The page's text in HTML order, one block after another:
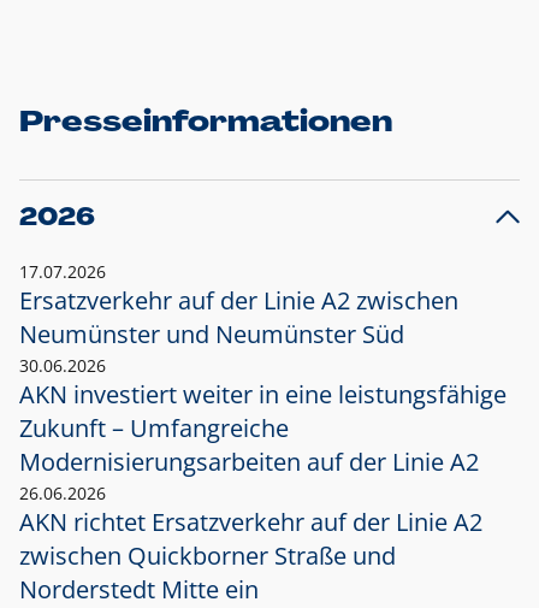
Presseinformationen
2026
17.07.2026
Ersatzverkehr auf der Linie A2 zwischen
Neumünster und Neumünster Süd
30.06.2026
AKN investiert weiter in eine leistungsfähige
Zukunft – Umfangreiche
Modernisierungsarbeiten auf der Linie A2
26.06.2026
AKN richtet Ersatzverkehr auf der Linie A2
zwischen Quickborner Straße und
Norderstedt Mitte ein